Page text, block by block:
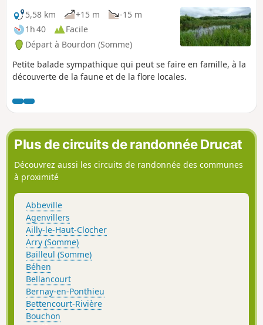
5,58 km
+15 m
-15 m
1h 40
Facile
Départ à Bourdon (Somme)
Petite balade sympathique qui peut se faire en famille, à la
découverte de la faune et de la flore locales.
Plus de circuits de randonnée Drucat
Découvrez aussi les circuits de randonnée des communes
à proximité
Abbeville
Agenvillers
Ailly-le-Haut-Clocher
Arry (Somme)
Bailleul (Somme)
Béhen
Bellancourt
Bernay-en-Ponthieu
Bettencourt-Rivière
Bouchon